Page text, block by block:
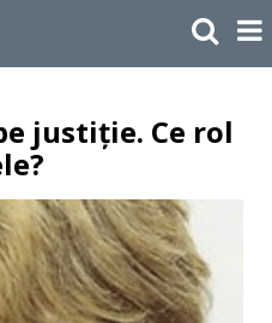
justiție. Ce rol